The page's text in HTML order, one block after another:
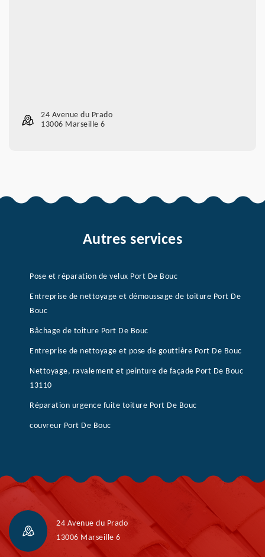
24 Avenue du Prado
13006 Marseille 6
Autres services
Pose et réparation de velux Port De Bouc
Entreprise de nettoyage et démoussage de toiture Port De
Bouc
Bâchage de toiture Port De Bouc
Entreprise de nettoyage et pose de gouttière Port De Bouc
Nettoyage, ravalement et peinture de façade Port De Bouc
13110
Réparation urgence fuite toiture Port De Bouc
couvreur Port De Bouc
24 Avenue du Prado
13006 Marseille 6